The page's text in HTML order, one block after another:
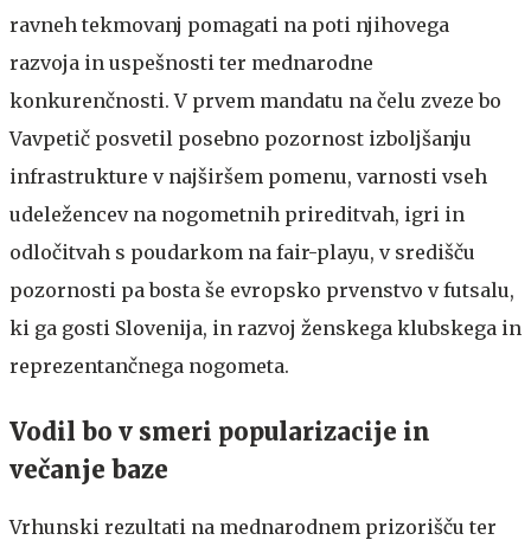
ravneh tekmovanj pomagati na poti njihovega
razvoja in uspešnosti ter mednarodne
konkurenčnosti. V prvem mandatu na čelu zveze bo
Vavpetič posvetil posebno pozornost izboljšanju
infrastrukture v najširšem pomenu, varnosti vseh
udeležencev na nogometnih prireditvah, igri in
odločitvah s poudarkom na fair-playu, v središču
pozornosti pa bosta še evropsko prvenstvo v futsalu,
ki ga gosti Slovenija, in razvoj ženskega klubskega in
reprezentančnega nogometa.
Vodil bo v smeri popularizacije in
večanje baze
Vrhunski rezultati na mednarodnem prizorišču ter